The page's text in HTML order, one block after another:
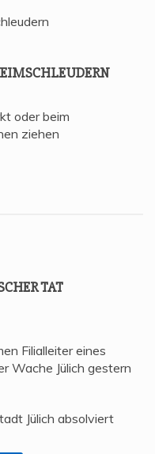
oder beim
ziehen
TAT
Filialleiter eines
Wache Jülich gestern